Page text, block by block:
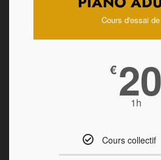
Cours d'essai
€20
1h
Cours collectif